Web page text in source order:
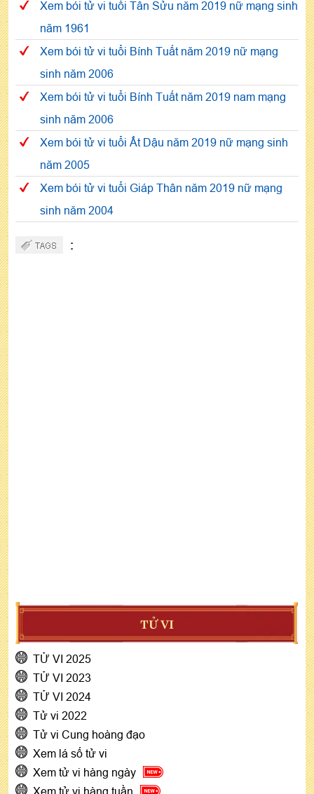
Xem bói tử vi tuổi Tân Sửu năm 2019 nữ mạng sinh
năm 1961
Xem bói tử vi tuổi Bính Tuất năm 2019 nữ mạng
sinh năm 2006
Xem bói tử vi tuổi Bính Tuất năm 2019 nam mạng
sinh năm 2006
Xem bói tử vi tuổi Ất Dậu năm 2019 nữ mạng sinh
năm 2005
Xem bói tử vi tuổi Giáp Thân năm 2019 nữ mạng
sinh năm 2004
:
TỬ VI
TỬ VI 2025
TỬ VI 2023
TỬ VI 2024
Tử vi 2022
Tử vi Cung hoàng đạo
Xem lá số tử vi
Xem tử vi hàng ngày
Xem tử vi hàng tuần